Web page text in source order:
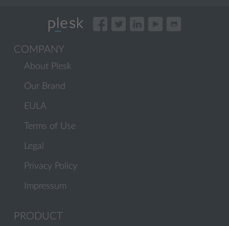
COMPANY
About Plesk
Our Brand
EULA
Terms of Use
Legal
Privacy Policy
Impressum
PRODUCT